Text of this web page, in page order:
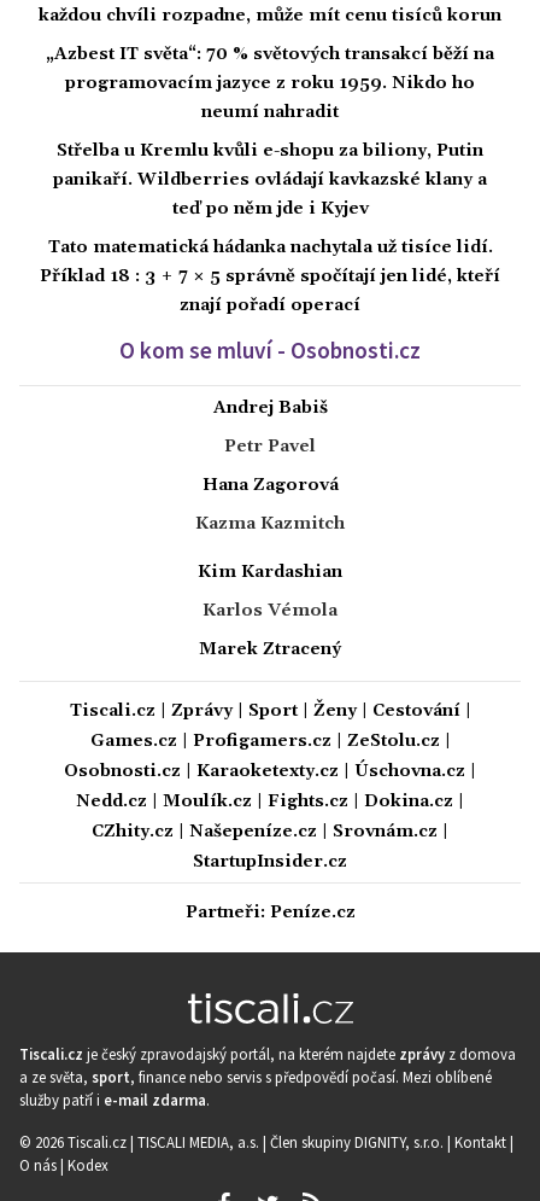
každou chvíli rozpadne, může mít cenu tisíců korun
„Azbest IT světa“: 70 % světových transakcí běží na
programovacím jazyce z roku 1959. Nikdo ho
neumí nahradit
Střelba u Kremlu kvůli e-shopu za biliony, Putin
panikaří. Wildberries ovládají kavkazské klany a
teď po něm jde i Kyjev
Tato matematická hádanka nachytala už tisíce lidí.
Příklad 18 : 3 + 7 × 5 správně spočítají jen lidé, kteří
znají pořadí operací
O kom se mluví - Osobnosti.cz
Andrej Babiš
Petr Pavel
Hana Zagorová
Kazma Kazmitch
Kim Kardashian
Karlos Vémola
Marek Ztracený
Tiscali.cz Zprávy| Sport| Ženy| Cestování|
Games.cz
Profigamers.cz ZeStolu.cz
Osobnosti.cz
Karaoketexty.cz Úschovna.cz
Nedd.cz
Moulík.cz Fights.cz Dokina.cz
CZhity.cz
Našepeníze.cz Srovnám.cz
StartupInsider.cz
Partneři: Peníze.cz
Tiscali.cz je český zpravodajský portál, na kterém najdete zprávy z domova
a ze světa, sport, finance nebo servis s předpovědí počasí. Mezi oblíbené
služby patří i e-mail zdarma.
© 2026 Tiscali.cz | TISCALI MEDIA, a.s. | Člen skupiny DIGNITY, s.r.o. | Kontakt|
O nás| Kodex